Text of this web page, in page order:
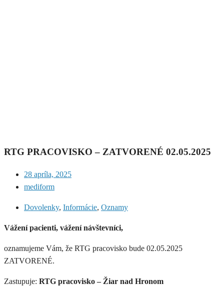
RTG PRACOVISKO – ZATVORENÉ 02.05.2025
28 apríla, 2025
mediform
Dovolenky, Informácie, Oznamy
Vážení pacienti, vážení návštevníci,
oznamujeme Vám, že RTG pracovisko bude 02.05.2025
ZATVORENÉ.
Zastupuje: RTG pracovisko – Žiar nad Hronom